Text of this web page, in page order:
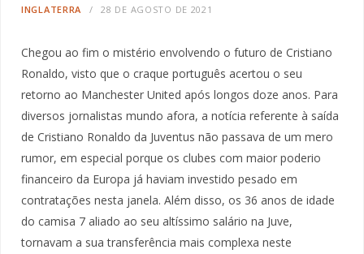
INGLATERRA 28 DE AGOSTO DE 2021
Chegou ao fim o mistério envolvendo o futuro de Cristiano
Ronaldo, visto que o craque português acertou o seu
retorno ao Manchester United após longos doze anos. Para
diversos jornalistas mundo afora, a notícia referente à saída
de Cristiano Ronaldo da Juventus não passava de um mero
rumor, em especial porque os clubes com maior poderio
financeiro da Europa já haviam investido pesado em
contratações nesta janela. Além disso, os 36 anos de idade
do camisa 7 aliado ao seu altíssimo salário na Juve,
tornavam a sua transferência mais complexa neste